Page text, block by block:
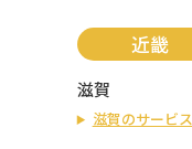
近畿
滋賀
滋賀のサービ